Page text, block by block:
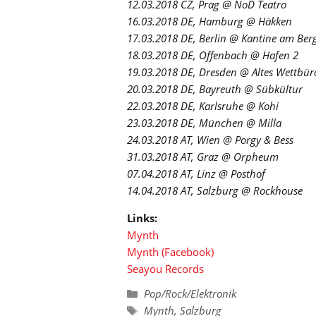
12.03.2018 CZ, Prag @ NoD Teatro
16.03.2018 DE, Hamburg @ Häkken
17.03.2018 DE, Berlin @ Kantine am
18.03.2018 DE, Offenbach @ Hafen 2
19.03.2018 DE, Dresden @ Altes
20.03.2018 DE, Bayreuth @ Sübkültur
22.03.2018 DE, Karlsruhe @ Kohi
23.03.2018 DE, München @ Milla
24.03.2018 AT, Wien @ Porgy & Bess
31.03.2018 AT, Graz @ Orpheum
07.04.2018 AT, Linz @ Posthof
14.04.2018 AT, Salzburg @ Rockhouse
Links:
Mynth
Mynth (Facebook)
Seayou Records
Kategorien
Pop/Rock/Elektronik
Schlagwörter
Mynth, Salzburg